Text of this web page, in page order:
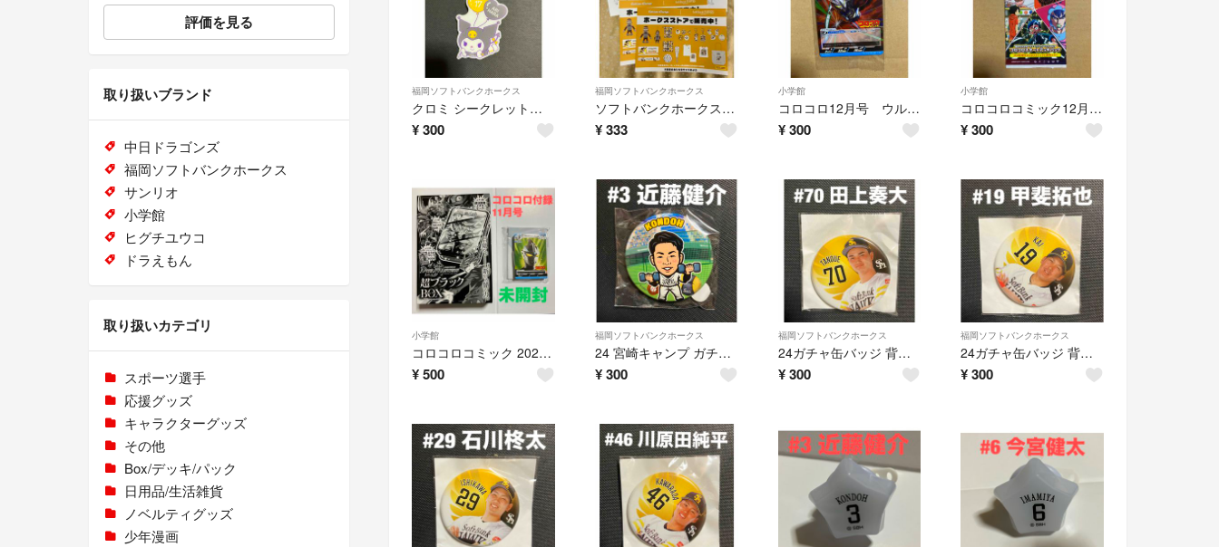
福岡ソフトバンクホークス
クロミ シークレットアクリルキーホルダー 有原航平 選手
¥300
福岡ソフトバンクホークス
ソフトバンクホークス おさるのジョージ ぬりえ 4枚
¥333
小学館
コロコロ12月号 ウルトラマンカードゲーム BP01-062
¥ 300
小学館
コロコロコミック12月号付録 コロコロスタートデッキパック
¥300
小学館
コロコロコミック 2024年11月号付録
¥500
福岡ソフトバンクホークス
24 宮崎キャンプ ガチャ缶バッジ 背番号3 近藤健介 選手
¥300
福岡ソフトバンクホークス
24ガチャ缶バッジ 背番号70 田上奏大 選手
¥ 300
福岡ソフトバンクホークス
24ガチャ缶バッジ 背番号19 甲斐拓也 選手
¥300
評価を見る
取り扱いブランド
中日ドラゴンズ
福岡ソフトバンクホークス
サンリオ
小学館
ヒグチユウコ
ドラえもん
取り扱いカテゴリ
スポーツ選手
応援グッズ
キャラクターグッズ
その他
Box/デッキ/パック
日用品/生活雑貨
ノベルティグッズ
少年漫画